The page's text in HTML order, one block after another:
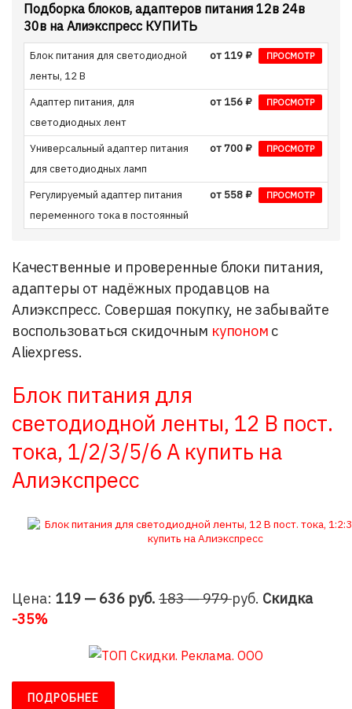
Подборка блоков, адаптеров питания 12в 24в
30в на Алиэкспресс КУПИТЬ
Блок питания для светодиодной
ленты, 12 В
от 119 ₽ ПРОСМОТР
Адаптер питания, для
светодиодных лент
от 156 ₽ ПРОСМОТР
Универсальный адаптер питания
для светодиодных ламп
от 700 ₽ ПРОСМОТР
Регулируемый адаптер питания
переменного тока в постоянный
от 558 ₽ ПРОСМОТР
Качественные и проверенные блоки питания,
адаптеры от надёжных продавцов на
Алиэкспресс. Совершая покупку, не забывайте
воспользоваться скидочным купоном с
Aliexpress.
Блок питания для
светодиодной ленты, 12 В пост.
тока, 1/2/3/5/6 А купить на
Алиэкспресс
Цена: 119 — 636 руб. 183 — 979руб. Скидка
-35%
ПОДРОБНЕЕ